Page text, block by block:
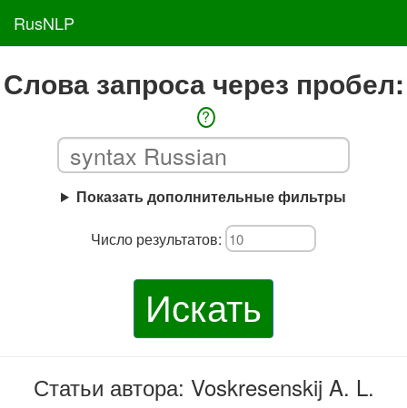
RusNLP
Слова запроса через пробел:
?
Показать дополнительные фильтры
Число результатов:
Искать
Статьи автора: Voskresenskij A. L.